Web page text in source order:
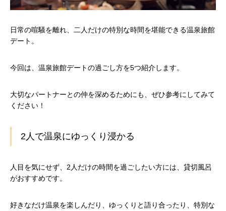
日常の喧騒を離れ、二人だけの特別な時間を堪能できる温泉旅館
デート。
今回は、温泉旅館デートの過ごし方を5つ紹介します。
大切なパートナーとの仲を深めるためにも、ぜひ参考にしてみて
ください！
2人で温泉にゆっくり浸かる
人目を気にせず、2人だけの時間を過ごしたい方には、貸切風呂
がおすすめです。
好きなだけ温泉を楽しんだり、ゆっくりと語り合ったり、特別な